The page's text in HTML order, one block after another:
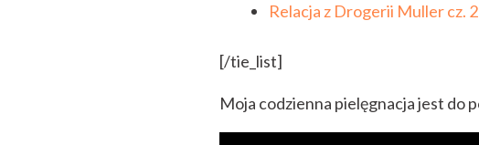
Relacja z Drogerii Muller cz. 2
[/tie_list]
Moja codzienna pielęgnacja jest do